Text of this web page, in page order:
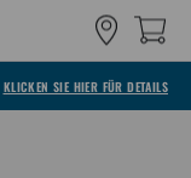
KLICKEN SIE HIER FÜR DETAILS